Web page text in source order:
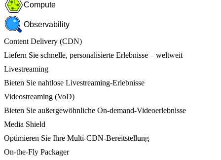
Compute
Observability
Content Delivery (CDN)
Liefern Sie schnelle, personalisierte Erlebnisse – weltweit
Livestreaming
Bieten Sie nahtlose Livestreaming-Erlebnisse
Videostreaming (VoD)
Bieten Sie außergewöhnliche On-demand-Videoerlebnisse
Media Shield
Optimieren Sie Ihre Multi-CDN-Bereitstellung
On-the-Fly Packager